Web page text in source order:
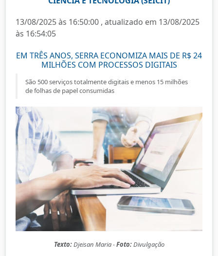
13/08/2025 às 16:50:00 , atualizado em 13/08/2025
às 16:54:05
EM TRÊS ANOS, SERRA ECONOMIZA MAIS DE R$ 24
MILHÕES COM PROCESSOS DIGITAIS
São 500 serviços totalmente digitais e menos 15 milhões
de folhas de papel consumidas
Texto:Djeisan Maria -Foto:Divulgação